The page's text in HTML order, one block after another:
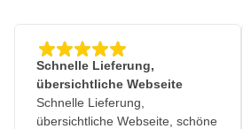
Schnelle Lieferung,
übersichtliche Webseite
Schnelle Lieferung,
übersichtliche Webseite, schöne